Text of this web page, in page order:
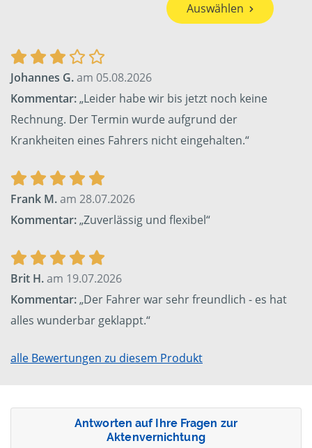
Auswählen
Johannes G.am 05.08.2026
Kommentar:„Leider habe wir bis jetzt noch keine
Rechnung. Der Termin wurde aufgrund der
Krankheiten eines Fahrers nicht eingehalten.“
Frank M.am 28.07.2026
Kommentar:„Zuverlässig und flexibel“
Brit H.am 19.07.2026
Kommentar:„Der Fahrer war sehr freundlich - es hat
alles wunderbar geklappt.“
alle Bewertungen zu diesem Produkt
Antworten auf Ihre Fragen zur
Aktenvernichtung